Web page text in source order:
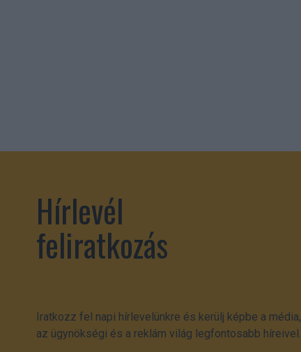
Hírlevél
feliratkozás
Iratkozz fel napi hírlevelünkre és kerülj képbe a média,
az ügynökségi és a reklám világ legfontosabb híreivel.